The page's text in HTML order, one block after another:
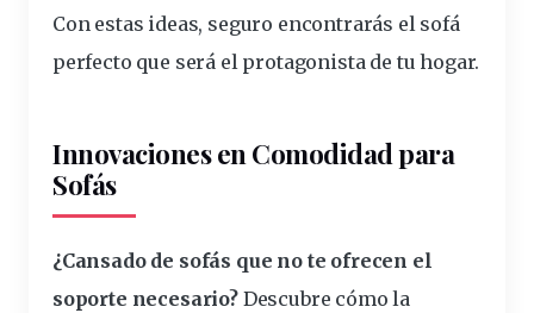
Con estas ideas, seguro encontrarás el sofá
perfecto que será el protagonista de tu hogar.
Innovaciones en Comodidad para
Sofás
¿Cansado de sofás que no te ofrecen el
soporte necesario?Descubre cómo la